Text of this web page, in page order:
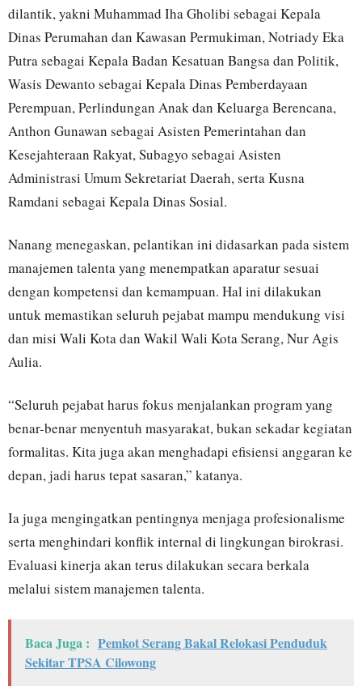
dilantik, yakni Muhammad Iha Gholibi sebagai Kepala
Dinas Perumahan dan Kawasan Permukiman, Notriady Eka
Putra sebagai Kepala Badan Kesatuan Bangsa dan Politik,
Wasis Dewanto sebagai Kepala Dinas Pemberdayaan
Perempuan, Perlindungan Anak dan Keluarga Berencana,
Anthon Gunawan sebagai Asisten Pemerintahan dan
Kesejahteraan Rakyat, Subagyo sebagai Asisten
Administrasi Umum Sekretariat Daerah, serta Kusna
Ramdani sebagai Kepala Dinas Sosial.
Nanang menegaskan, pelantikan ini didasarkan pada sistem
manajemen talenta yang menempatkan aparatur sesuai
dengan kompetensi dan kemampuan. Hal ini dilakukan
untuk memastikan seluruh pejabat mampu mendukung visi
dan misi Wali Kota dan Wakil Wali Kota Serang, Nur Agis
Aulia.
“Seluruh pejabat harus fokus menjalankan program yang
benar-benar menyentuh masyarakat, bukan sekadar kegiatan
formalitas. Kita juga akan menghadapi efisiensi anggaran ke
depan, jadi harus tepat sasaran,” katanya.
Ia juga mengingatkan pentingnya menjaga profesionalisme
serta menghindari konflik internal di lingkungan birokrasi.
Evaluasi kinerja akan terus dilakukan secara berkala
melalui sistem manajemen talenta.
Baca Juga : Pemkot Serang Bakal Relokasi Penduduk
Sekitar TPSA Cilowong